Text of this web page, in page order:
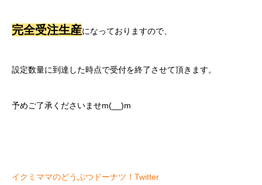
完全受注生産になっておりますので、
設定数量に到達した時点で受付を終了させて頂きます。
予めご了承くださいませm(__)m
イクミママのどうぶつドーナツ！Twitter